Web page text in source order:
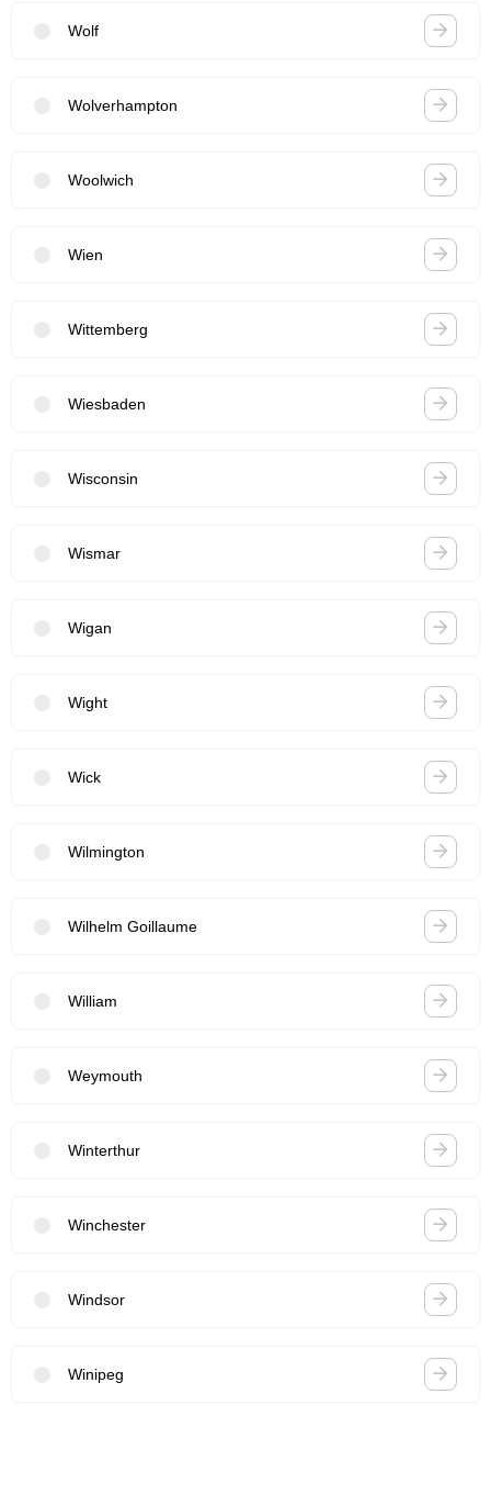
Wolf
Wolverhampton
Woolwich
Wien
Wittemberg
Wiesbaden
Wisconsin
Wismar
Wigan
Wight
Wick
Wilmington
Wilhelm Goillaume
William
Weymouth
Winterthur
Winchester
Windsor
Winipeg